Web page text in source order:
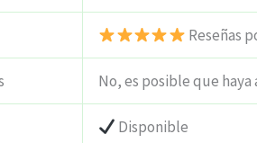
Reseñas
No, es posible que
Disponible